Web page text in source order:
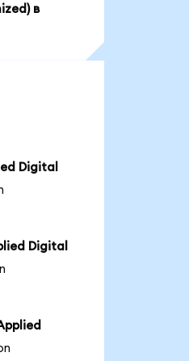
в
Digital
Digital